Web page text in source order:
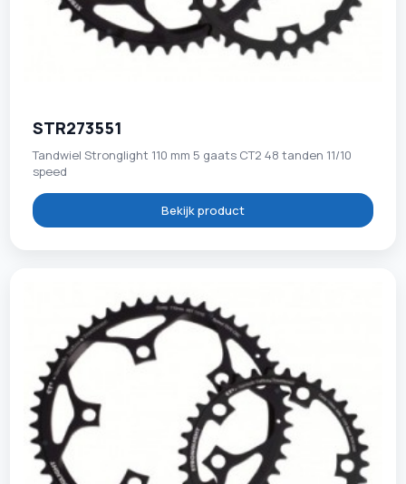
STR273551
Tandwiel Stronglight 110 mm 5 gaats CT2 48 tanden 11/10
speed
Bekijk product